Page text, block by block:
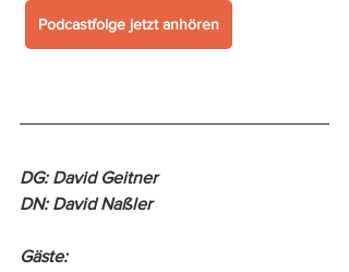
Podcastfolge jetzt anhören
DG: David Geitner
DN: David Naßler
Gäste: